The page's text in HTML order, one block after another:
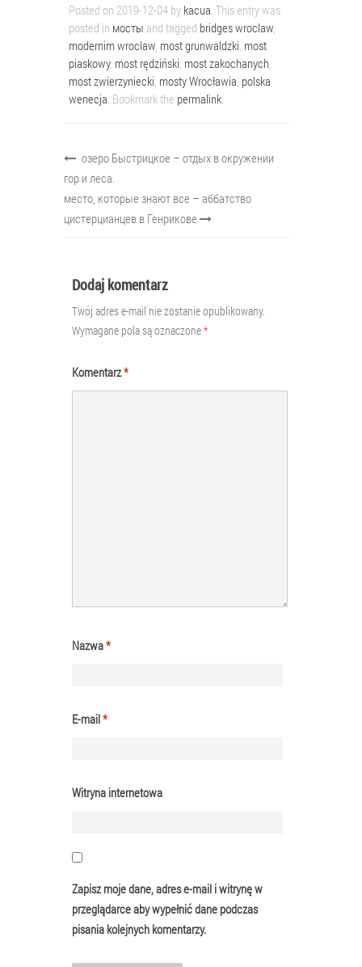
Posted on 2019-12-04 by kacua . This entry was
posted in мосты and tagged bridges wroclaw
modernim wroclaw most grunwaldzki most
piaskowy, most rędziński most zakochanych
most zwierzyniecki mosty Wrocławia polska
wenecja . Bookmark the permalink
озеро Быстрицкое – отдых в окружении
гор и леса.
место, которые знают все – аббатство
цистерцианцев в Генрикове
Dodaj komentarz
Twój adres e-mail nie zostanie opublikowany.
Wymagane pola są oznaczone*
Komentarz*
Nazwa*
E-mail*
Witryna internetowa
Zapisz moje dane, adres e-mail i witrynę w
przeglądarce aby wypełnić dane podczas
pisania kolejnych komentarzy.